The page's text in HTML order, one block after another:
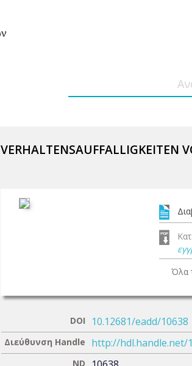
VERHALTENSAUFFALLIGKEITEN
Όλα
DOI 10.12681/eadd/10638
Διεύθυνση Handle http://hdl.handle.net/
ND